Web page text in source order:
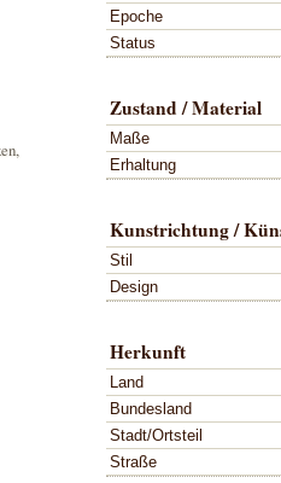
Epoche
Status
Zustand / Material
Maße
Erhaltung
Kunstrichtung /
Stil
Design
Herkunft
Land
Bundesland
Stadt/Ortsteil
Straße